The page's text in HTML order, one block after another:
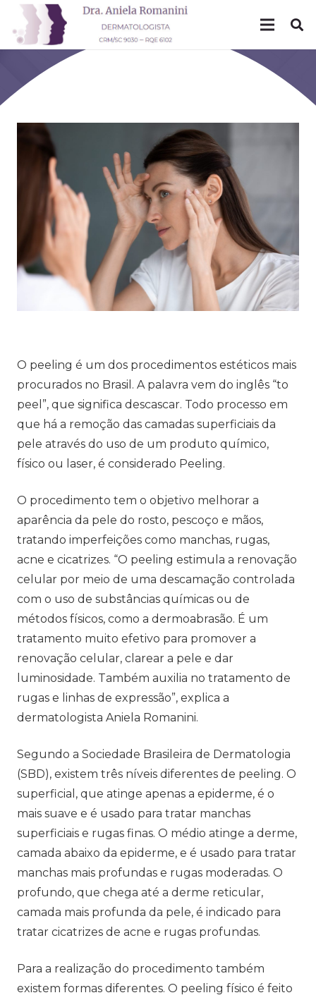
O peeling é um dos procedimentos estéticos mais
procurados no Brasil. A palavra vem do inglês “to
peel”, que significa descascar. Todo processo em
que há a remoção das camadas superficiais da
pele através do uso de um produto químico,
físico ou laser, é considerado Peeling.
O procedimento tem o objetivo melhorar a
aparência da pele do rosto, pescoço e mãos,
tratando imperfeições como manchas, rugas,
acne e cicatrizes. “O peeling estimula a renovação
celular por meio de uma descamação controlada
com o uso de substâncias químicas ou de
métodos físicos, como a dermoabrasão. É um
tratamento muito efetivo para promover a
renovação celular, clarear a pele e dar
luminosidade. Também auxilia no tratamento de
rugas e linhas de expressão”, explica a
dermatologista Aniela Romanini.
Segundo a Sociedade Brasileira de Dermatologia
(SBD), existem três níveis diferentes de peeling. O
superficial, que atinge apenas a epiderme, é o
mais suave e é usado para tratar manchas
superficiais e rugas finas. O médio atinge a derme,
camada abaixo da epiderme, e é usado para tratar
manchas mais profundas e rugas moderadas. O
profundo, que chega até a derme reticular,
camada mais profunda da pele, é indicado para
tratar cicatrizes de acne e rugas profundas.
Para a realização do procedimento também
existem formas diferentes. O peeling físico é feito